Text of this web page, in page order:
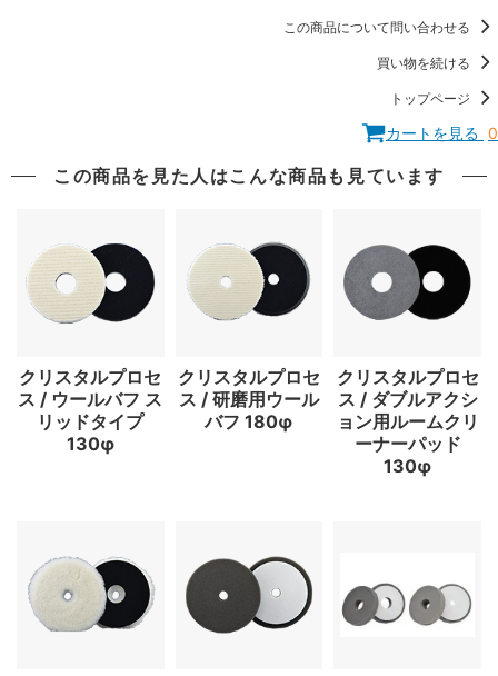
この商品について問い合わせる
買い物を続ける
トップページ
カートを見る 0
この商品を見た人はこんな商品も見ています
クリスタルプロセ
ス / ウールバフ ス
リッドタイプ
130φ
クリスタルプロセ
ス / 研磨用ウール
バフ 180φ
クリスタルプロセ
ス / ダブルアクシ
ョン用ルームクリ
ーナーパッド
130φ